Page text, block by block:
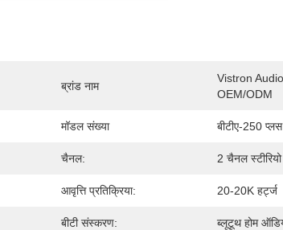
ब्रांड नाम
Vistron
OEM/ODM
मॉडल संख्या बीटीए-250 प्लस
चैनल: 2 चैनल स्टीरियो
आवृत्ति प्रतिक्रिया: 20-20K हर्ट्ज
बीटी संस्करण: ब्लूटूथ होम